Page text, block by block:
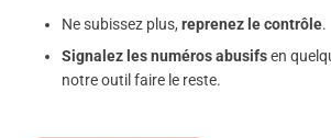
Ne subissez plus, reprenez le contrôle.
Signalez les numéros abusifsen
notre outil faire le reste.